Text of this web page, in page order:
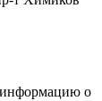
информацию о